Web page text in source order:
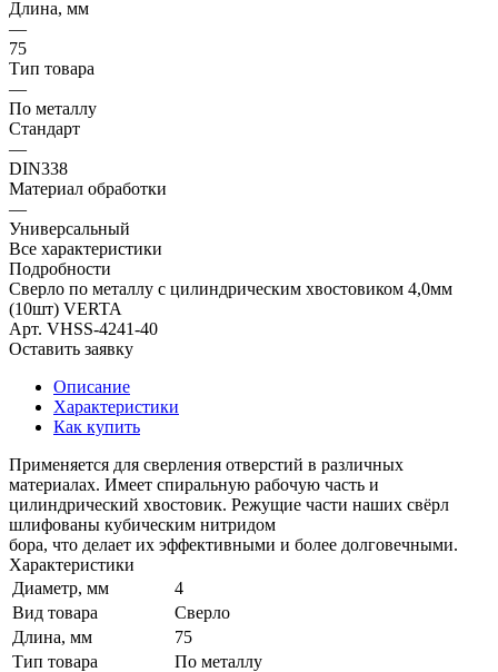
Длина, мм
—
75
Тип товара
—
По металлу
Стандарт
—
DIN338
Материал обработки
—
Универсальный
Все характеристики
Подробности
Сверло по металлу с цилиндрическим хвостовиком 4,0мм
(10шт) VERTA
Арт. VHSS-4241-40
Оставить заявку
Описание
Характеристики
Как купить
Применяется для сверления отверстий в различных
материалах. Имеет спиральную рабочую часть и
цилиндрический хвостовик. Режущие части наших свёрл
шлифованы кубическим нитридом
бора, что делает их эффективными и более долговечными.
Характеристики
Диаметр, мм
4
Вид товара
Сверло
Длина, мм
75
Тип товара
По металлу